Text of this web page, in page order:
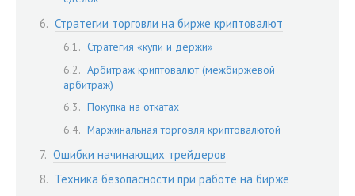
Стратегии торговли на бирже криптовалют
Стратегия «купи и держи»
Арбитраж криптовалют (межбиржевой
арбитраж)
Покупка на откатах
Маржинальная торговля криптовалютой
Ошибки начинающих трейдеров
Техника безопасности при работе на бирже